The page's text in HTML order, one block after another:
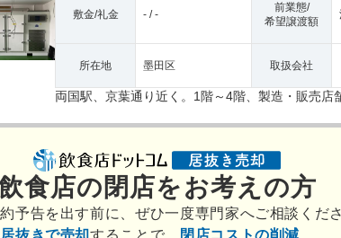
敷金/礼金 - / -
前業態/
希望譲渡額
所在地 墨田区 取扱会社
両国駅、京葉通り近く。1階～4階、製造・販売店
食店の閉店をお考えの方
予告を出す前に、ぜひ一度専門家へご相談くだ
居抜きで売却することで、 閉店コストの削減